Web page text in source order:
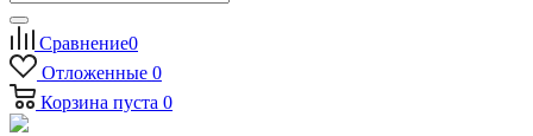
Сравнение0
Отложенные 0
Корзина пуста 0